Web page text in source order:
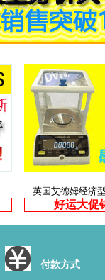
英国艾德姆经济
好运大
付款方式